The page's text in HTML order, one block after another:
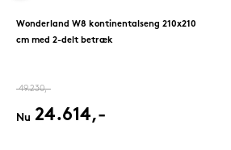
Wonderland W8 kontinentalseng 210x210
cm med 2-delt betræk
49.230,-
Nu 24.614,-